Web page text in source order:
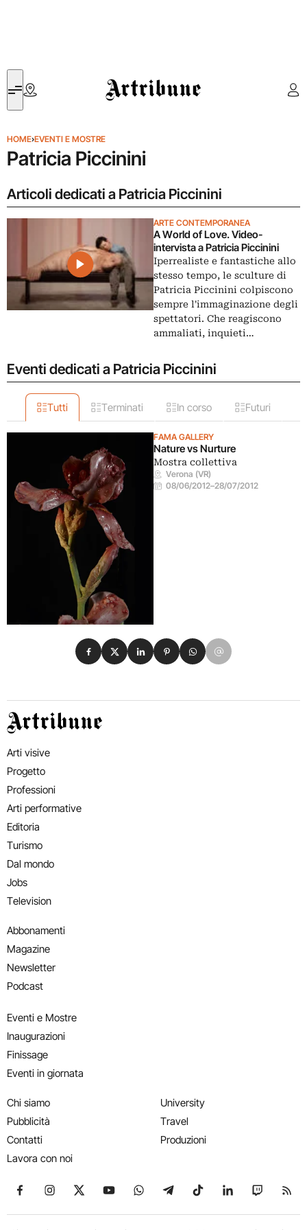
Artribune
HOME›EVENTI E MOSTRE
Patricia Piccinini
Articoli dedicati a Patricia Piccinini
ARTE CONTEMPORANEA
A World of Love. Video-
intervista a Patricia Piccinini
Iperrealiste e fantastiche allo
stesso tempo, le sculture di
Patricia Piccinini colpiscono
sempre l'immaginazione degli
spettatori. Che reagiscono
ammaliati, inquieti…
Eventi dedicati a Patricia Piccinini
Tutti Terminati In corso Futuri
FAMA GALLERY
Nature vs Nurture
Mostra collettiva
Verona (VR)
08/06/2012–28/07/2012
Condividi su Facebook
Condividi su X
Condividi su LinkedIn
Condividi su Pinterest
Condividi su WhatsApp
Condividi su Email
Artribune
Arti visive
Progetto
Professioni
Arti performative
Editoria
Turismo
Dal mondo
Jobs
Television
Abbonamenti
Magazine
Newsletter
Podcast
Eventi e Mostre
Inaugurazioni
Finissage
Eventi in giornata
Chi siamo
Pubblicità
Contatti
Lavora con noi
University
Travel
Produzioni
Seguici su Facebook
Seguici su Instagram
Seguici su X
Seguici su YouTube
Seguici su WhatsApp
Seguici su Telegram
Seguici su TikTok
Seguici su
Seguici